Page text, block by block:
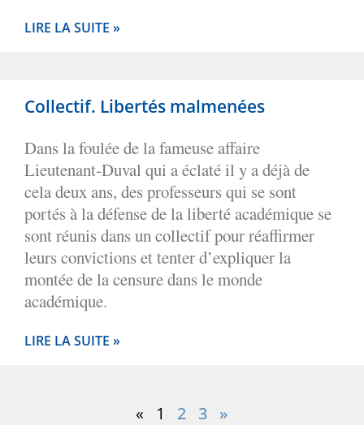
LIRE LA SUITE »
Collectif. Libertés malmenées
Dans la foulée de la fameuse affaire
Lieutenant-Duval qui a éclaté il y a déjà de
cela deux ans, des professeurs qui se sont
portés à la défense de la liberté académique se
sont réunis dans un collectif pour réaffirmer
leurs convictions et tenter d’expliquer la
montée de la censure dans le monde
académique.
LIRE LA SUITE »
« 1 2 3 »